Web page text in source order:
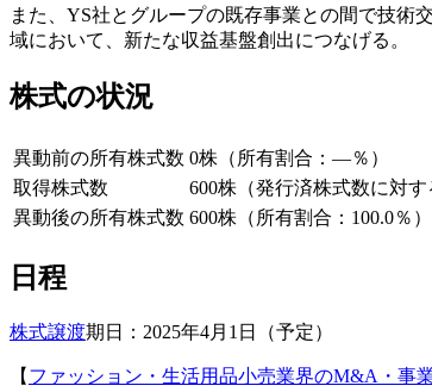
また、YS社とグループの既存事業との間で技術
域において、新たな収益基盤創出につなげる。
株式の状況
異動前の所有株式数 0株（所有割合：―％）
取得株式数
600株（発行済株式数に対す
異動後の所有株式数 600株（所有割合：100.0％）
日程
株式譲渡期日：2025年4月1日（予定）
【 ファッション・生活用品小売業界のM&A・事